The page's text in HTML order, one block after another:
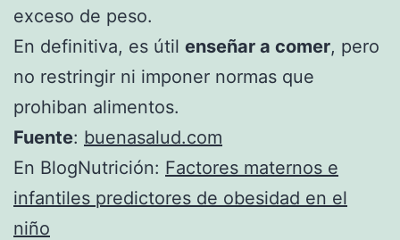
exceso de peso.
En definitiva, es útil enseñar a comer, pero
no restringir ni imponer normas que
prohiban alimentos.
Fuente: buenasalud.com
En BlogNutrición: Factores maternos e
infantiles predictores de obesidad en el
niño